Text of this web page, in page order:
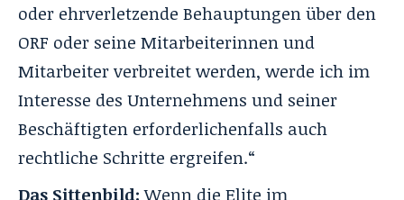
oder ehrverletzende Behauptungen über den
ORF oder seine Mitarbeiterinnen und
Mitarbeiter verbreitet werden, werde ich im
Interesse des Unternehmens und seiner
Beschäftigten erforderlichenfalls auch
rechtliche Schritte ergreifen.“
Das Sittenbild:Wenn die Elite im